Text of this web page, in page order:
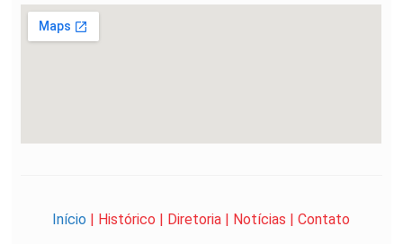
Início | Histórico | Diretoria | Notícias |Contato